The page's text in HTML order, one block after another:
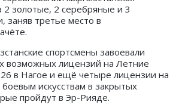
2 золотые, 2 серебряные и 3
заняв третье место в
спортсмены завоевали
возможных лицензий на Летние
в Нагое и ещё четыре лицензии на
искусствам в закрытых
пройдут в Эр-Рияде.